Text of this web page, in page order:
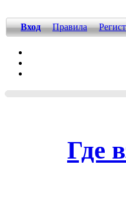
Вход Правила
Где